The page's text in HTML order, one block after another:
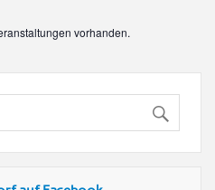
vorhanden.